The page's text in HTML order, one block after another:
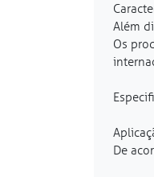
Além
Os
De